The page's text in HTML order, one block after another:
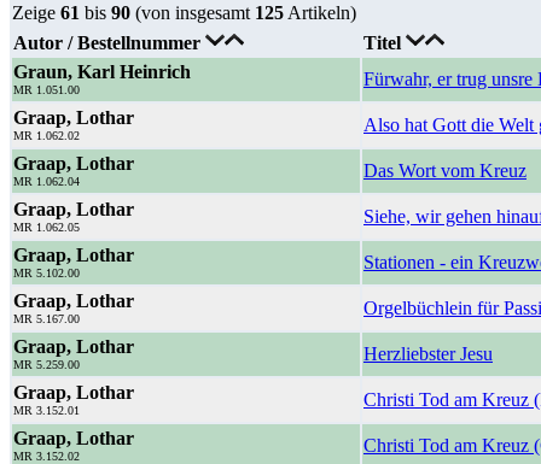
Zeige 61 bis 90 (von insgesamt 125 Artikeln)
Autor / Bestellnummer
Titel
Graun, Karl Heinrich
MR 1.051.00
Fürwahr, er trug unsre
Graap, Lothar
MR 1.062.02
Also hat Gott die Welt
Graap, Lothar
MR 1.062.04
Das Wort vom Kreuz
Graap, Lothar
MR 1.062.05
Siehe, wir gehen
Graap, Lothar
MR 5.102.00
Stationen - ein
Graap, Lothar
MR 5.167.00
Orgelbüchlein für
Graap, Lothar
MR 5.259.00
Herzliebster Jesu
Graap, Lothar
MR 3.152.01
Christi Tod am Kreuz
Graap, Lothar
MR 3.152.02
Christi Tod am Kreuz